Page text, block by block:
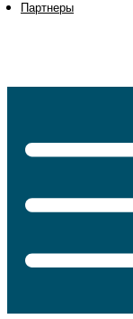
Партнеры